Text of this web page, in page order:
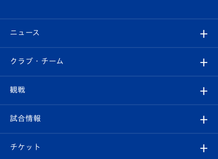
ニュース
すべて
クラブ
試合情報
クラブ・チーム
クラブ概要
観戦
観戦ルール
試合情報
試合日程/結果
チケット